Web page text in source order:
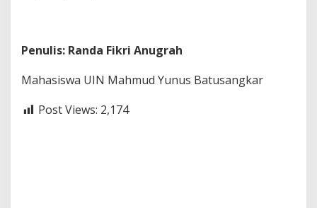
Penulis: Randa Fikri Anugrah
Mahasiswa UIN Mahmud Yunus Batusangkar
Post Views: 2,174